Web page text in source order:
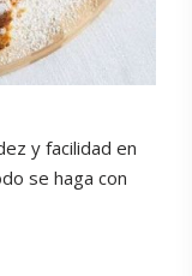
y facilidad en
se haga con